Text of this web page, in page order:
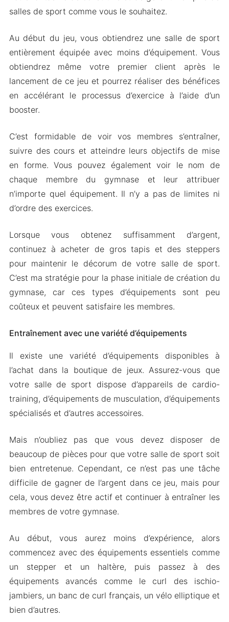
les activités
Caractéristiques du Mod
Téléchargez My Gym Apk & MOD pour Android
2024
salles de sport comme vous le souhaitez.
Au début du jeu, vous obtiendrez une salle de sport
entièrement équipée avec moins d’équipement. Vous
obtiendrez même votre premier client après le
lancement de ce jeu et pourrez réaliser des bénéfices
en accélérant le processus d’exercice à l’aide d’un
booster.
C’est formidable de voir vos membres s’entraîner,
suivre des cours et atteindre leurs objectifs de mise
en forme. Vous pouvez également voir le nom de
chaque membre du gymnase et leur attribuer
n’importe quel équipement. Il n’y a pas de limites ni
d’ordre des exercices.
Lorsque vous obtenez suffisamment d’argent,
continuez à acheter de gros tapis et des steppers
pour maintenir le décorum de votre salle de sport.
C’est ma stratégie pour la phase initiale de création du
gymnase, car ces types d’équipements sont peu
coûteux et peuvent satisfaire les membres.
Entraînement avec une variété d’équipements
Il existe une variété d’équipements disponibles à
l’achat dans la boutique de jeux. Assurez-vous que
votre salle de sport dispose d’appareils de cardio-
training, d’équipements de musculation, d’équipements
spécialisés et d’autres accessoires.
Mais n’oubliez pas que vous devez disposer de
beaucoup de pièces pour que votre salle de sport soit
bien entretenue. Cependant, ce n’est pas une tâche
difficile de gagner de l’argent dans ce jeu, mais pour
cela, vous devez être actif et continuer à entraîner les
membres de votre gymnase.
Au début, vous aurez moins d’expérience, alors
commencez avec des équipements essentiels comme
un stepper et un haltère, puis passez à des
équipements avancés comme le curl des ischio-
jambiers, un banc de curl français, un vélo elliptique et
bien d’autres.